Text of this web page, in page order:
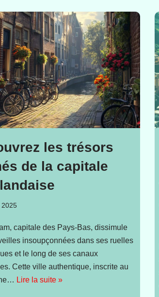
les trésors
de la capitale
capitale des Pays-Bas, dissimule
insoupçonnées dans ses ruelles
et le long de ses canaux
Cette ville authentique, inscrite au
Lire la suite »